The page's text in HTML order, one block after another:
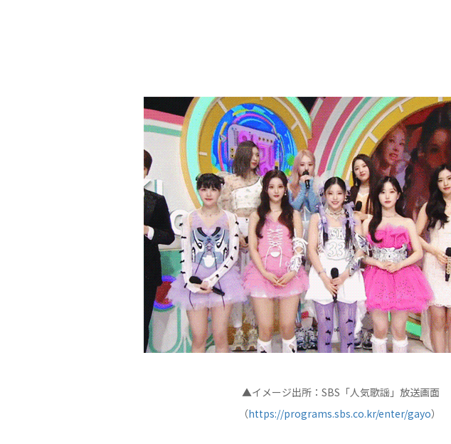
▲イメージ出所：SBS「人気歌謡」放送画面
（https://programs.sbs.co.kr/enter/gayo）